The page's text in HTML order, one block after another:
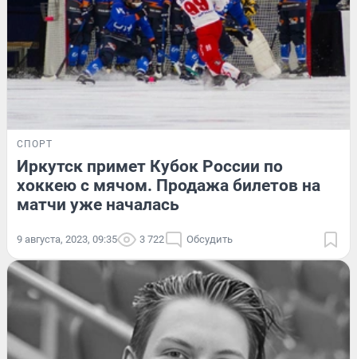
СПОРТ
Иркутск примет Кубок России по
хоккею с мячом. Продажа билетов на
матчи уже началась
9 августа, 2023, 09:35 3 722 Обсудить